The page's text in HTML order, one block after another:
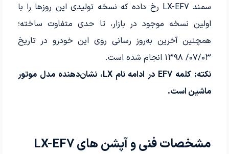
سمند LX-EF7 رخ داده که نسخه تولیدی این روزها را با
اولین نسخه موجود در بازار، تا حدی متفاوت ساخته؛
همچنین آخرین به‌روز رسانی روی این خودرو در تاریخ
۰۷/۰۳/ ۱۳۹۸ انجام شده است.
نکته: کلمه EF7 در ادامه نام LX، نشان‌دهنده مدل موتور
ماشین است.
مشخصات فنی و آپشن‌ های LX-EF7